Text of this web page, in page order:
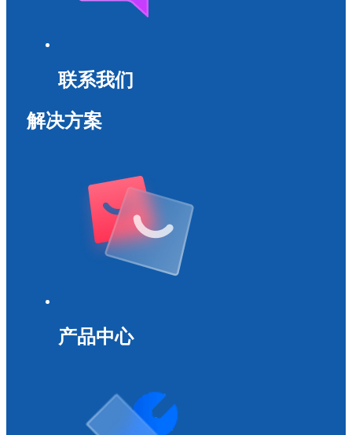
联系我们
解决方案
产品中心